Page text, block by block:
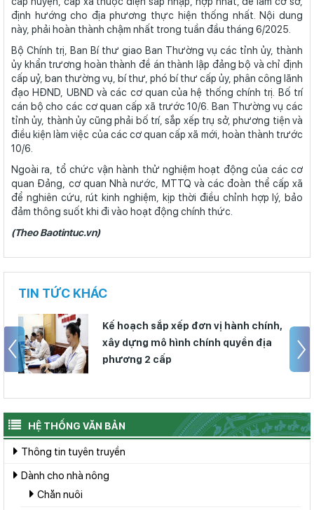
định hướng cho địa phương thực hiện thống nhất. Nội dung
này, phải hoàn thành chậm nhất trong tuần đầu tháng 6/2025.
Bộ Chính trị, Ban Bí thư giao Ban Thường vụ các tỉnh ủy, thành
ủy khẩn trương hoàn thành đề án thành lập đảng bộ và chỉ định
cấp uỷ, ban thường vụ, bí thư, phó bí thư cấp ủy, phân công lãnh
đạo HĐND, UBND và các cơ quan của hệ thống chính trị. Bố trí
cán bộ cho các cơ quan cấp xã trước 10/6. Ban Thường vụ các
tỉnh ủy, thành ủy cũng phải bố trí, sắp xếp trụ sở, phương tiện và
điều kiện làm việc của các cơ quan cấp xã mới, hoàn thành trước
10/6.
Ngoài ra, tổ chức vận hành thử nghiệm hoạt động của các cơ
quan Đảng, cơ quan Nhà nước, MTTQ và các đoàn thể cấp xã
để nghiên cứu, rút kinh nghiệm, kịp thời điều chỉnh hợp lý, bảo
đảm thông suốt khi đi vào hoạt động chính thức.
(Theo Baotintuc.vn)
TIN TỨC KHÁC
Kế hoạch sắp xếp đơn vị hành chính,
xây dựng mô hình chính quyền địa
phương 2 cấp
HỆ THỐNG VĂN BẢN
Thông tin tuyên truyền
Dành cho nhà nông
Chăn nuôi